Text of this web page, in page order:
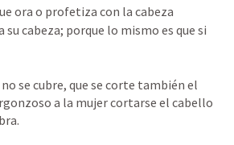
ora o profetiza con la cabeza
cabeza; porque lo mismo es que si
se cubre, que se corte también el
a la mujer cortarse el cabello